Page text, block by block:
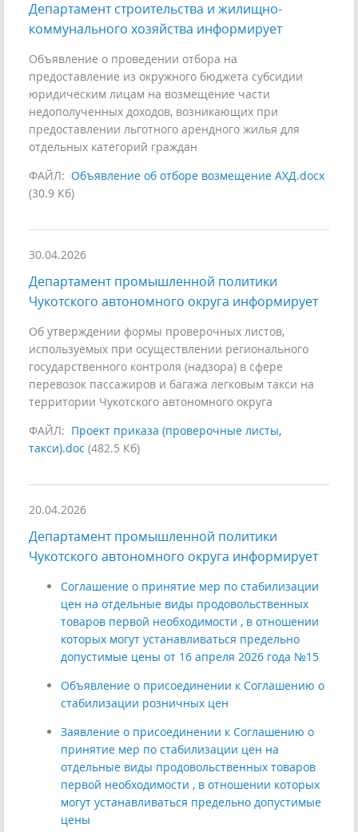
Департамент строительства и жилищно-
коммунального хозяйства информирует
Объявление о проведении отбора на
предоставление из окружного бюджета субсидии
юридическим лицам на возмещение части
недополученных доходов, возникающих при
предоставлении льготного арендного жилья для
отдельных категорий граждан
ФАЙЛ: Объявление об отборе возмещение АХД.docx
(30.9 Кб)
30.04.2026
Департамент промышленной политики
Чукотского автономного округа информирует
Об утверждении формы проверочных листов,
используемых при осуществлении регионального
государственного контроля (надзора) в сфере
перевозок пассажиров и багажа легковым такси на
территории Чукотского автономного округа
ФАЙЛ: Проект приказа (проверочные листы,
такси).doc (482.5 Кб)
20.04.2026
Департамент промышленной политики
Чукотского автономного округа информирует
Соглашение о принятие мер по стабилизации
цен на отдельные виды продовольственных
товаров первой необходимости , в отношении
которых могут устанавливаться предельно
допустимые цены от 16 апреля 2026 года №15
Объявление о присоединении к Соглашению о
стабилизации розничных цен
Заявление о присоединении к Соглашению о
принятие мер по стабилизации цен на
отдельные виды продовольственных товаров
первой необходимости , в отношении которых
могут устанавливаться предельно допустимые
цены